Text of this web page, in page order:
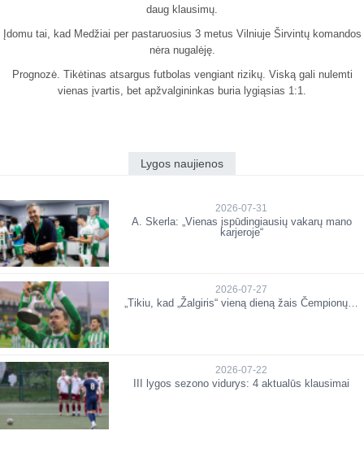
daug klausimų.
Įdomu tai, kad Medžiai per pastaruosius 3 metus Vilniuje Širvintų komandos
nėra nugalėję.
Prognozė. Tikėtinas atsargus futbolas vengiant rizikų. Viską gali nulemti
vienas įvartis, bet apžvalgininkas buria lygiąsias 1:1.
Lygos naujienos
2026-07-31
A. Skerla: „Vienas įspūdingiausių vakarų mano
karjeroje“
2026-07-27
„Tikiu, kad „Žalgiris“ vieną dieną žais Čempionų…
2026-07-22
III lygos sezono vidurys: 4 aktualūs klausimai